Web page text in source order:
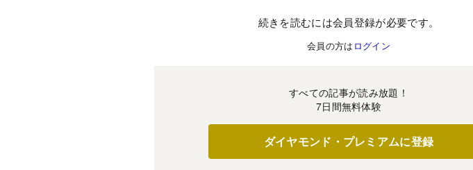
続きを読むには会員登録が必要です。
会員の方は ログイン
すべての記事が読み放題！
7日間無料体験
ダイヤモンド・プレミアムに登録